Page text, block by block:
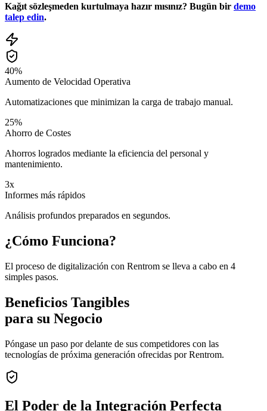
Kağıt sözleşmeden kurtulmaya hazır mısınız? Bugün bir demo
talep edin.
40%
Aumento de Velocidad Operativa
Automatizaciones que minimizan la carga de trabajo manual.
25%
Ahorro de Costes
Ahorros logrados mediante la eficiencia del personal y
mantenimiento.
3x
Informes más rápidos
Análisis profundos preparados en segundos.
¿Cómo Funciona?
El proceso de digitalización con Rentrom se lleva a cabo en 4
simples pasos.
Beneficios Tangibles
para su Negocio
Póngase un paso por delante de sus competidores con las
tecnologías de próxima generación ofrecidas por Rentrom.
El Poder de la Integración Perfecta